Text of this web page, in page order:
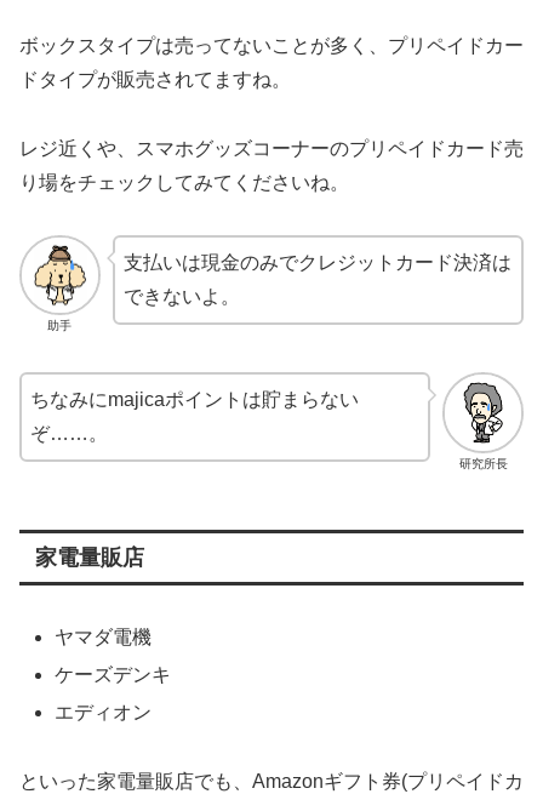
ボックスタイプは売ってないことが多く、プリペイドカー
ドタイプが販売されてますね。
レジ近くや、スマホグッズコーナーのプリペイドカード売
り場をチェックしてみてくださいね。
助手
支払いは現金のみでクレジットカード決済は
できないよ。
研究所長
ちなみにmajicaポイントは貯まらない
ぞ……。
家電量販店
ヤマダ電機
ケーズデンキ
エディオン
といった家電量販店でも、Amazonギフト券(プリペイドカ